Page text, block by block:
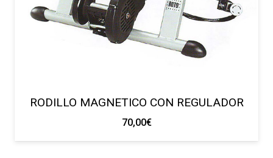
RODILLO MAGNETICO CON REGULADOR
70,00€